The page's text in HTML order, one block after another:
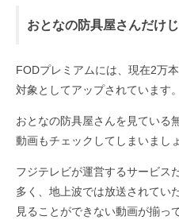
おとなの防具屋さんだけ
FODプレミアムには、現在2万
対象としてアップされています。
おとなの防具屋さんを見ている
動画もチェックしてしまいましょ
フジテレビが運営するサービス
多く、地上波では放送されてい
見ることができない動画が揃っ